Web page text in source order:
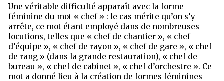
Une véritable difficulté apparaît avec la forme
féminine du mot « chef » : le cas mérite qu’on s’y
arrête, ce mot étant employé dans de nombreuses
locutions, telles que « chef de chantier », « chef
d’équipe », « chef de rayon », « chef de gare », « chef
de rang » (dans la grande restauration), « chef de
bureau », « chef de cabinet », « chef d’orchestre ». Ce
mot a donné lieu à la création de formes féminines